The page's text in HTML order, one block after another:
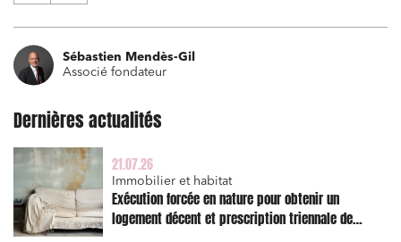
Sébastien Mendès-Gil
Associé fondateur
Dernières actualités
21.07.26
Immobilier et habitat
Exécution forcée en nature pour obtenir un
logement décent et prescription triennale de
Relations commerciales et contrats
Immobilier et habitat
Entreprises du numérique
Établissements financiers